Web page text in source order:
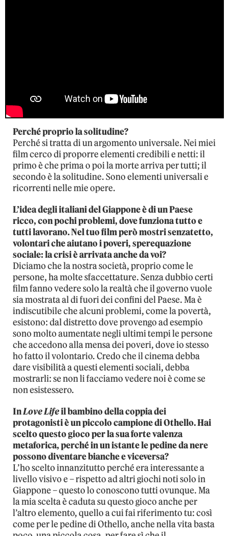
Perché proprio la solitudine?
Perché si tratta di un argomento universale. Nei miei
film cerco di proporre elementi credibili e netti: il
primo è che prima o poi la morte arriva per tutti; il
secondo è la solitudine. Sono elementi universali e
ricorrenti nelle mie opere.
L’idea degli italiani del Giappone è di un Paese
ricco, con pochi problemi, dove funziona tutto e
tutti lavorano. Nel tuo film però mostri senzatetto,
volontari che aiutano i poveri, sperequazione
sociale: la crisi è arrivata anche da voi?
Diciamo che la nostra società, proprio come le
persone, ha molte sfaccettature. Senza dubbio certi
film fanno vedere solo la realtà che il governo vuole
sia mostrata al di fuori dei confini del Paese. Ma è
indiscutibile che alcuni problemi, come la povertà,
esistono: dal distretto dove provengo ad esempio
sono molto aumentate negli ultimi tempi le persone
che accedono alla mensa dei poveri, dove io stesso
ho fatto il volontario. Credo che il cinema debba
dare visibilità a questi elementi sociali, debba
mostrarli: se non li facciamo vedere noi è come se
non esistessero.
InLove Lifeil bambino della coppia dei
protagonisti è un piccolo campione di Othello. Hai
scelto questo gioco per la sua forte valenza
metaforica, perché in un istante le pedine da nere
possono diventare bianche e viceversa?
L’ho scelto innanzitutto perché era interessante a
livello visivo e – rispetto ad altri giochi noti solo in
Giappone – questo lo conoscono tutti ovunque. Ma
la mia scelta è caduta su questo gioco anche per
l’altro elemento, quello a cui fai riferimento tu: così
come per le pedine di Othello, anche nella vita basta